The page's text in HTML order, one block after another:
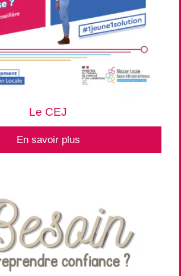
Le CEJ
En savoir plus